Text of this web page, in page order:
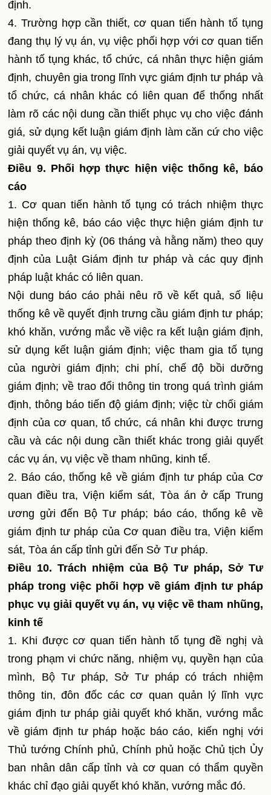
định.
4. Trường hợp cần thiết, cơ quan tiến hành tố tụng
đang thụ lý vụ án, vụ việc phối hợp với cơ quan tiến
hành tố tụng khác, tổ chức, cá nhân thực hiện giám
định, chuyên gia trong lĩnh vực giám định tư pháp và
tổ chức, cá nhân khác có liên quan để thống nhất
làm rõ các nội dung cần thiết phục vụ cho việc đánh
giá, sử dụng kết luận giám định làm căn cứ cho việc
giải quyết vụ án, vụ việc.
Điều 9. Phối hợp thực hiện việc thống kê, báo
cáo
1. Cơ quan tiến hành tố tụng có trách nhiệm thực
hiện thống kê, báo cáo việc thực hiện giám định tư
pháp theo định kỳ (06 tháng và hằng năm) theo quy
định của Luật Giám định tư pháp và các quy định
pháp luật khác có liên quan.
Nội dung báo cáo phải nêu rõ về kết quả, số liệu
thống kê về quyết định trưng cầu giám định tư pháp;
khó khăn, vướng mắc về việc ra kết luận giám định,
sử dụng kết luận giám định; việc tham gia tố tụng
của người giám định; chi phí, chế độ bồi dưỡng
giám định; về trao đổi thông tin trong quá trình giám
định, thông báo tiến độ giám định; việc từ chối giám
định của cơ quan, tổ chức, cá nhân khi được trưng
cầu và các nội dung cần thiết khác trong giải quyết
các vụ án, vụ việc về tham nhũng, kinh tế.
2. Báo cáo, thống kê về giám định tư pháp của Cơ
quan điều tra, Viện kiểm sát, Tòa án ở cấp Trung
ương gửi đến Bộ Tư pháp; báo cáo, thống kê về
giám định tư pháp của Cơ quan điều tra, Viện kiểm
sát, Tòa án cấp tỉnh gửi đến Sở Tư pháp.
Điều 10. Trách nhiệm của Bộ Tư pháp, Sở Tư
pháp trong việc phối hợp về giám định tư pháp
phục vụ giải quyết vụ án, vụ việc về tham nhũng,
kinh tế
1. Khi được cơ quan tiến hành tố tụng đề nghị và
trong phạm vi chức năng, nhiệm vụ, quyền hạn của
mình, Bộ Tư pháp, Sở Tư pháp có trách nhiệm
thông tin, đôn đốc các cơ quan quản lý lĩnh vực
giám định tư pháp giải quyết khó khăn, vướng mắc
về giám định tư pháp hoặc báo cáo, kiến nghị với
Thủ tướng Chính phủ, Chính phủ hoặc Chủ tịch Ủy
ban nhân dân cấp tỉnh và cơ quan có thẩm quyền
khác chỉ đạo giải quyết khó khăn, vướng mắc đó.